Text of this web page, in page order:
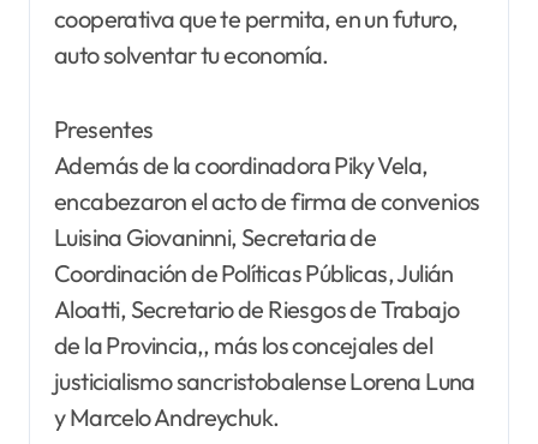
cooperativa que te permita, en un futuro,
auto solventar tu economía.
Presentes
Además de la coordinadora Piky Vela,
encabezaron el acto de firma de convenios
Luisina Giovaninni, Secretaria de
Coordinación de Políticas Públicas, Julián
Aloatti, Secretario de Riesgos de Trabajo
de la Provincia,, más los concejales del
justicialismo sancristobalense Lorena Luna
y Marcelo Andreychuk.